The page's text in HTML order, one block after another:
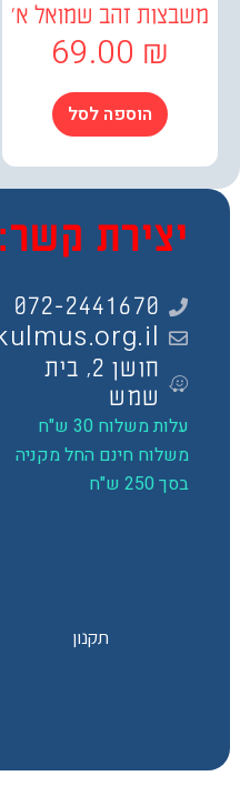
זהב שמואל א'
69.00
הוספה לסל
קשר:
072-2441670
חושן 2, בית
שמש
משלוח 30 ש"ח
חינם החל מקניה
Email